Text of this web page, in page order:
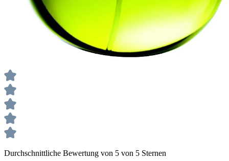
Durchschnittliche Bewertung von 5 von 5 Sternen